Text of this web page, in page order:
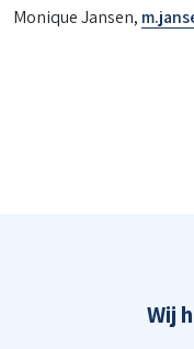
Monique Jansen,
Wij